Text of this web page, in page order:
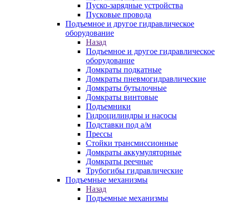
Пуско-зарядные устройства
Пусковые провода
Подъемное и другое гидравлическое
оборудование
Назад
Подъемное и другое гидравлическое
оборудование
Домкраты подкатные
Домкраты пневмогидравлические
Домкраты бутылочные
Домкраты винтовые
Подъемники
Гидроцилиндры и насосы
Подставки под а/м
Прессы
Стойки трансмиссионные
Домкраты аккумуляторные
Домкраты реечные
Трубогибы гидравлические
Подъемные механизмы
Назад
Подъемные механизмы